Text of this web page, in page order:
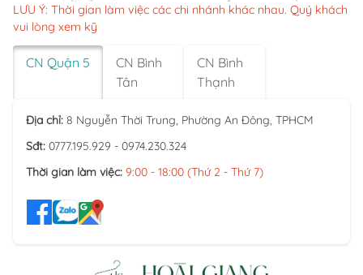
LƯU Ý: Thời gian làm việc các chi nhánh khác nhau. Quý khách
vui lòng xem kỹ
CN Quận 5
CN Bình
Tân
CN Bình
Thạnh
Địa chỉ: 8 Nguyễn Thời Trung, Phường An Đông, TPHCM
Sđt: 0777.195.929 - 0974.230.324
Thời gian làm việc: 9:00 - 18:00 (Thứ 2 - Thứ 7)